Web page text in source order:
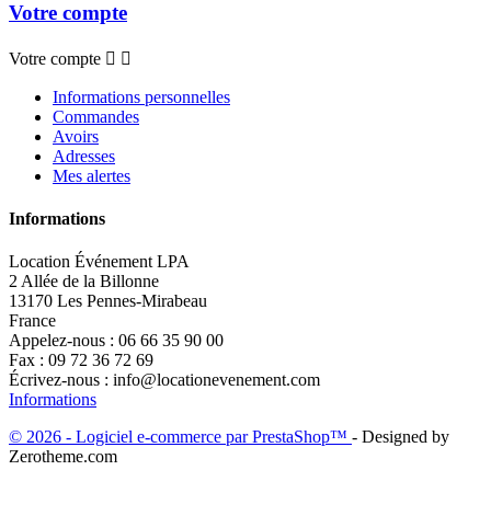
Votre compte
Votre compte  
Informations personnelles
Commandes
Avoirs
Adresses
Mes alertes
Informations
Location Événement LPA
2 Allée de la Billonne
13170 Les Pennes-Mirabeau
France
Appelez-nous : 06 66 35 90 00
Fax : 09 72 36 72 69
Écrivez-nous : info@locationevenement.com
Informations
© 2026 - Logiciel e-commerce par PrestaShop™ - Designed by
Zerotheme.com